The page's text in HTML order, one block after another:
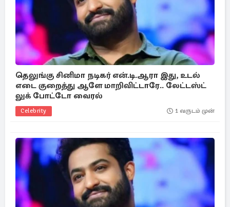
தெலுங்கு சினிமா நடிகர் என்.டி.ஆரா இது, உடல்
எடை குறைத்து ஆளே மாறிவிட்டாரே.. லேட்டஸ்ட்
லுக் போட்டோ வைரல்
Celebrity 1 வருடம் முன்